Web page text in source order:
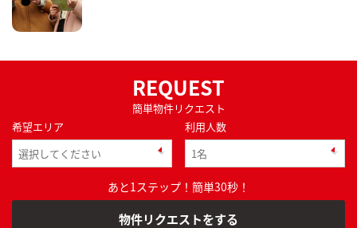
REQUEST
簡単物件リクエスト
希望エリア
利用人数
あと1ステップ！簡単30秒！
物件リクエストをする